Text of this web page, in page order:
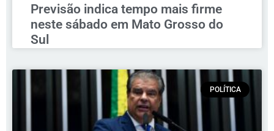
Previsão indica tempo mais firme
neste sábado em Mato Grosso do
Sul
POLÍTICA